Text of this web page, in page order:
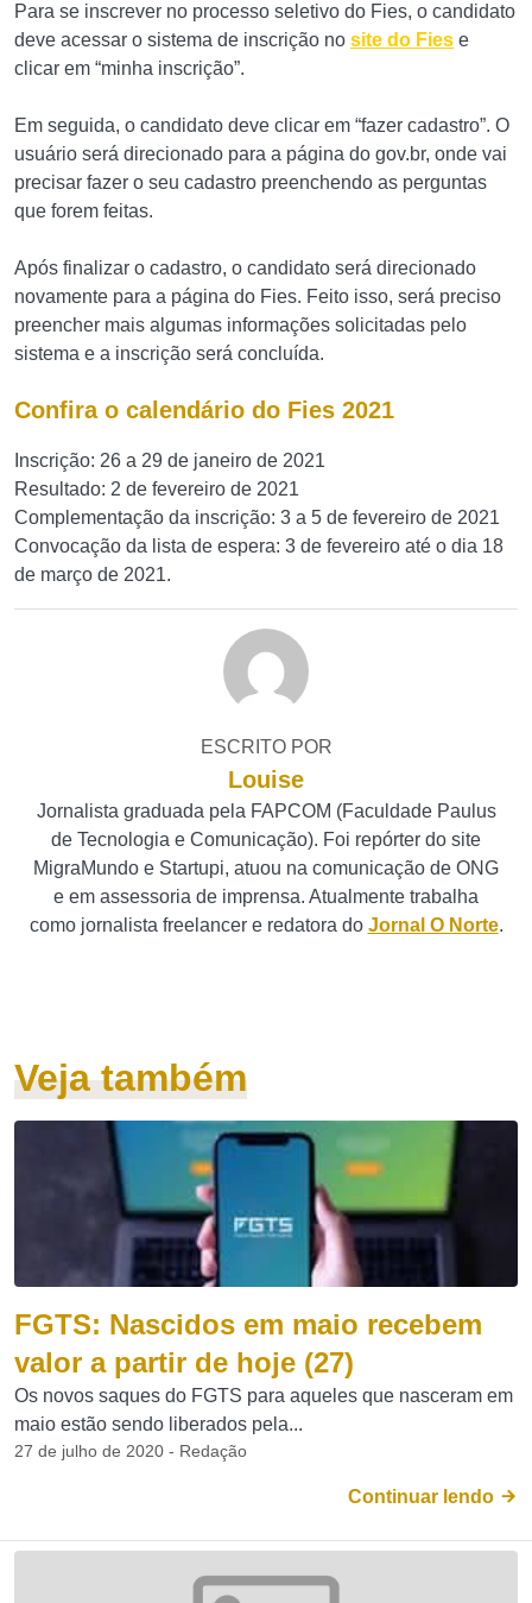
Para se inscrever no processo seletivo do Fies, o candidato
deve acessar o sistema de inscrição no site do Fies e
clicar em “minha inscrição”.
Em seguida, o candidato deve clicar em “fazer cadastro”. O
usuário será direcionado para a página do gov.br, onde vai
precisar fazer o seu cadastro preenchendo as perguntas
que forem feitas.
Após finalizar o cadastro, o candidato será direcionado
novamente para a página do Fies. Feito isso, será preciso
preencher mais algumas informações solicitadas pelo
sistema e a inscrição será concluída.
Confira o calendário do Fies 2021
Inscrição: 26 a 29 de janeiro de 2021
Resultado: 2 de fevereiro de 2021
Complementação da inscrição: 3 a 5 de fevereiro de 2021
Convocação da lista de espera: 3 de fevereiro até o dia 18
de março de 2021.
ESCRITO POR
Louise
Jornalista graduada pela FAPCOM (Faculdade Paulus
de Tecnologia e Comunicação). Foi repórter do site
MigraMundo e Startupi, atuou na comunicação de ONG
e em assessoria de imprensa. Atualmente trabalha
como jornalista freelancer e redatora do Jornal O Norte.
Veja também
FGTS: Nascidos em maio recebem
valor a partir de hoje (27)
Os novos saques do FGTS para aqueles que nasceram em
maio estão sendo liberados pela...
27 de julho de 2020 - Redação
Continuar lendo